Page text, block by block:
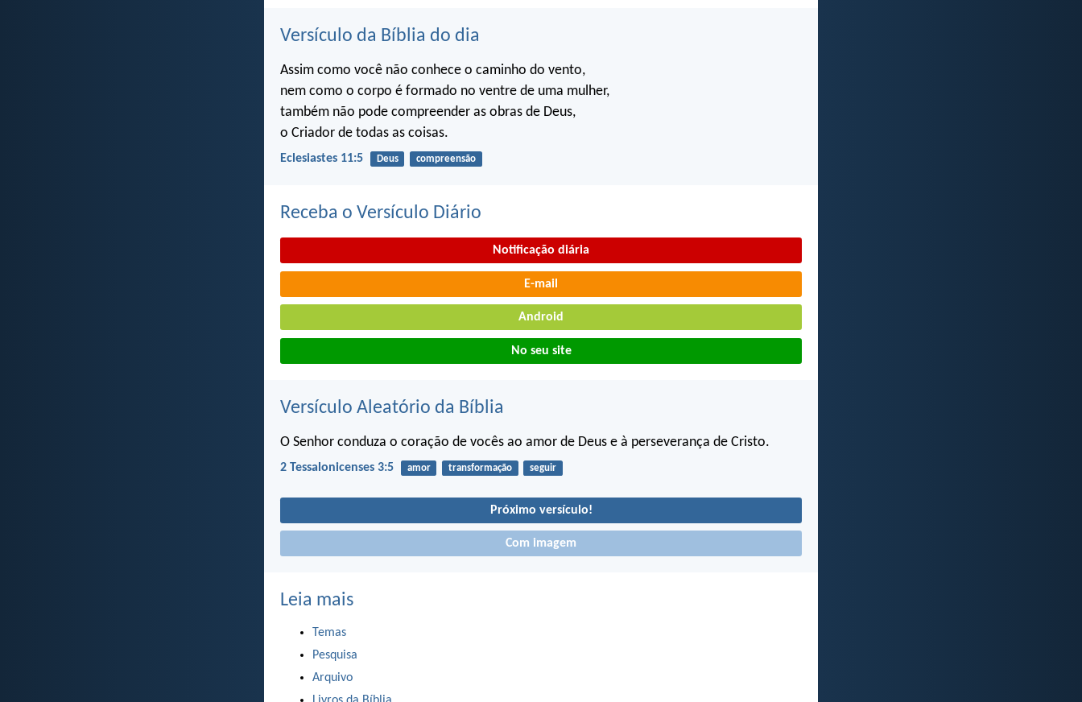
Versículo da Bíblia do dia
Assim como você não conhece o caminho do vento,
nem como o corpo é formado no ventre de uma mulher,
também não pode compreender as obras de Deus,
o Criador de todas as coisas.
Eclesiastes 11:5 Deus compreensão
Receba o Versículo Diário
Notificação diária
E-mail
Android
No seu site
Versículo Aleatório da Bíblia
O Senhor conduza o coração de vocês ao amor de Deus e à perseverança de Cristo.
2 Tessalonicenses 3:5 amor transformação seguir
Próximo versículo!
Com imagem
Leia mais
Temas
Pesquisa
Arquivo